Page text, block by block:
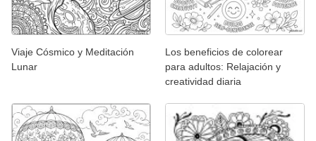
Viaje Cósmico y Meditación
Lunar
Los beneficios de colorear
para adultos: Relajación y
creatividad diaria